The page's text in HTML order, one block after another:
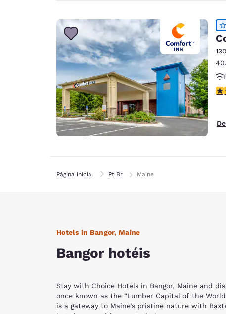
Página inicial Pt Br Maine
Hotels in Bangor, Maine
Bangor hotéis
Stay with Choice Hotels in Bangor, Maine and
once known as the “Lumber Capital of the
is a gateway to Maine’s pristine nature with